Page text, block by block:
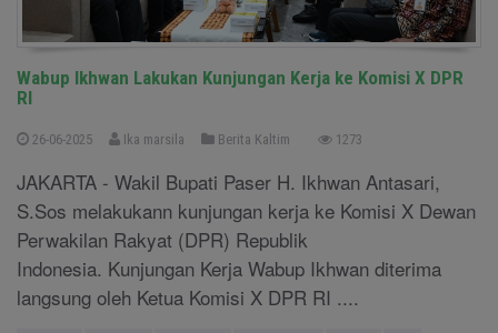
Wabup Ikhwan Lakukan Kunjungan Kerja ke Komisi X DPR
RI
26-06-2025 Ika marsila Berita Kaltim 1273
JAKARTA - Wakil Bupati Paser H. Ikhwan Antasari,
S.Sos melakukann kunjungan kerja ke Komisi X Dewan
Perwakilan Rakyat (DPR) Republik
Indonesia. Kunjungan Kerja Wabup Ikhwan diterima
langsung oleh Ketua Komisi X DPR RI ....